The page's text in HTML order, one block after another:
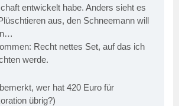
entwickelt habe. Anders sieht es
aus, den Schneemann will
Recht nettes Set, auf das ich
werde.
wer hat 420 Euro für
übrig?)